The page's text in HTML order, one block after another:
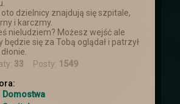
oto dzielnicy znajdują się szpitale,
i karczmy.
nieludziem? Możesz wejść ale
będzie się za Tobą oglądał i patrzył
33 Posty: 1549
Domostwa